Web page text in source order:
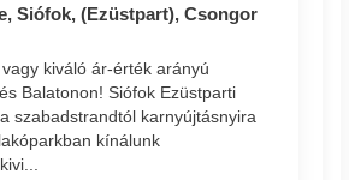
Siófok, (Ezüstpart), Csongor
kiváló ár-érték arányú
Balatonon! Siófok Ezüstparti
szabadstrandtól karnyújtásnyira
kínálunk